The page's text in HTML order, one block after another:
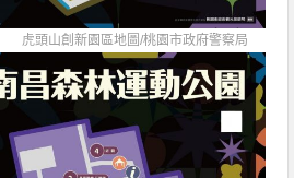
虎頭山創新園區地圖/桃園市政府警察局